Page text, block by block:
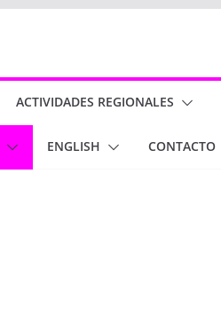
ACTIVIDADES REGIONALES
ENGLISH CONTACTO